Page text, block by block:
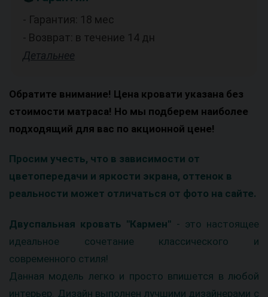
- Гарантия: 18 мес
- Возврат: в течение 14 дн
Детальнее
Обратите внимание! Цена кровати указана без
стоимости матраса! Но мы подберем наиболее
подходящий для вас по акционной цене!
Просим учесть, что в зависимости от
цветопередачи и яркости экрана, оттенок в
реальности может отличаться от фото на сайте.
Двуспальная кровать "Кармен" - это настоящее
идеальное сочетание классического и
современного стиля!
Данная модель легко и просто впишется в любой
интерьер. Дизайн выполнен лучшими дизайнерами с